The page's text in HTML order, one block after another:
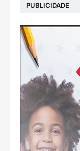
PUBLICIDADE